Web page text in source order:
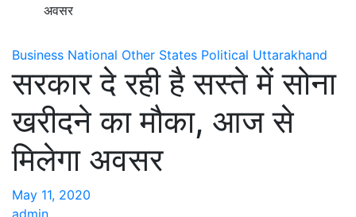
अवसर
Business National Other States Political Uttarakhand
सरकार दे रही है सस्ते में सोना
खरीदने का मौका, आज से
मिलेगा अवसर
May 11, 2020
admin